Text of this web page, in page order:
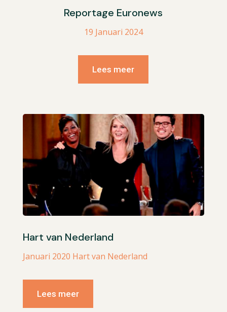
Reportage Euronews
19 Januari 2024
Lees meer
Hart van Nederland
Januari 2020 Hart van Nederland
Lees meer